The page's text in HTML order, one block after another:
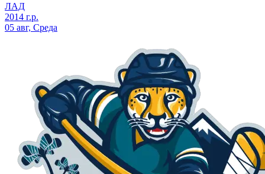
ЛАД
2014 г.р.
05 авг, Среда